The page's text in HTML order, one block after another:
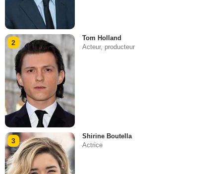
2
Tom Holland
Acteur, producteur
3
Shirine Boutella
Actrice